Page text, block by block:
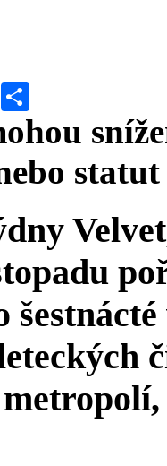
Evernote